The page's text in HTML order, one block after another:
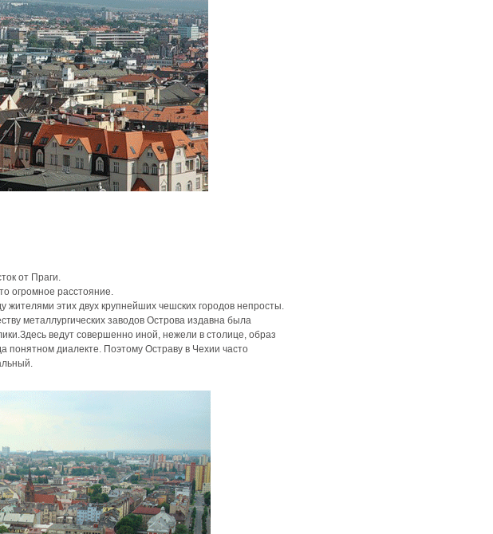
от Праги.
огромное расстояние.
этих двух крупнейших чешских городов непросты.
металлургических заводов Острова издавна была
ведут совершенно иной, нежели в столице, образ
понятном диалекте. Поэтому Остраву в Чехии часто